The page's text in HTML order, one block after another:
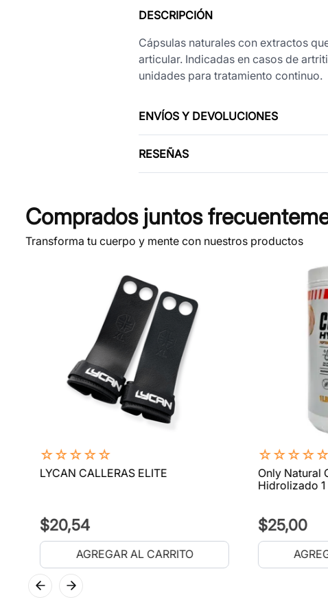
DESCRIPCIÓN
Cápsulas naturales con extractos
articular. Indicadas en casos de
unidades para tratamiento continuo.
ENVÍOS Y DEVOLUCIONES
RESEÑAS
Comprados juntos
Transforma tu cuerpo y mente con nuestros productos
☆☆☆☆☆
LYCAN CALLERAS ELITE
$20,54
AGREGAR AL CARRITO
☆☆☆☆☆
Only Natural
Hidrolizado 1
$25,00